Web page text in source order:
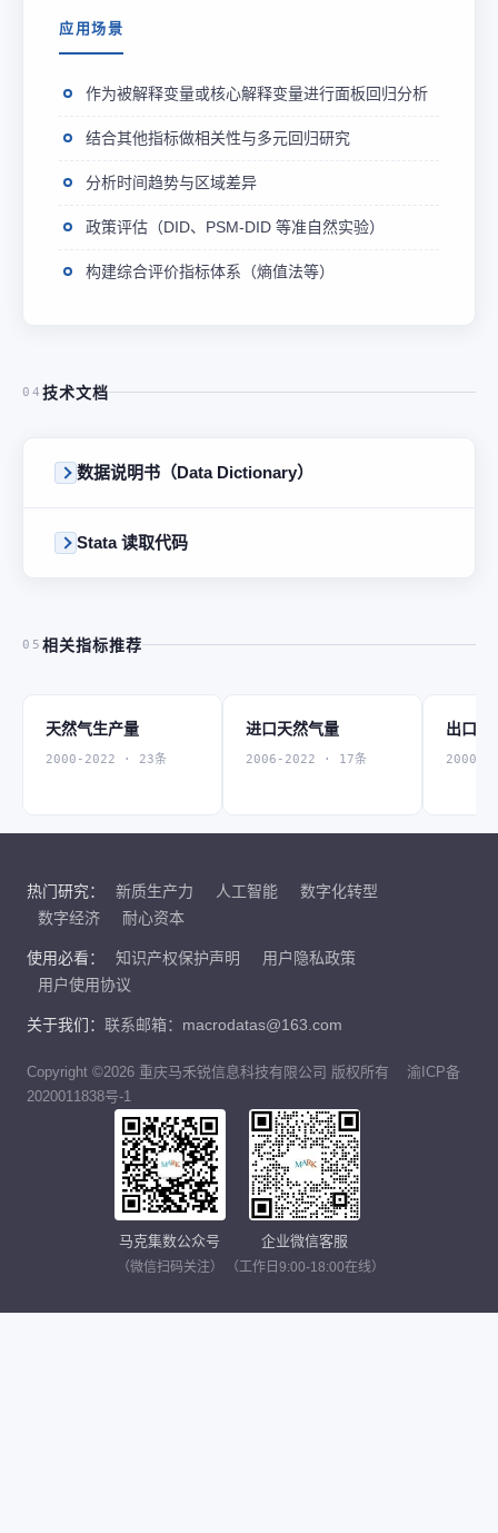
应用场景
作为被解释变量或核心解释变量进行面板回归分析
结合其他指标做相关性与多元回归研究
分析时间趋势与区域差异
政策评估（DID、PSM-DID 等准自然实验）
构建综合评价指标体系（熵值法等）
04 技术文档
数据说明书（Data Dictionary）
Stata 读取代码
05 相关指标推荐
天然气生产量
2000-2022 · 23条
进口天然气量
2006-2022 · 17条
出口天
2000-
热门研究： 新质生产力 人工智能
数字化转型
数字经济
耐心资本
使用必看： 知识产权保护声明
用户隐私政策
用户使用协议
关于我们： 联系邮箱：macrodatas@163.com
Copyright ©2026 重庆马禾锐信息科技有限公司 版权所有
渝ICP备
2020011838号-1
马克集数公众号
（微信扫码关注）
企业微信客服
（工作日9:00-18:00在线）